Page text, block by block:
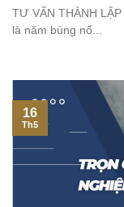
TƯ VẤN THÀNH
là năm bùng nổ...
16
Th5